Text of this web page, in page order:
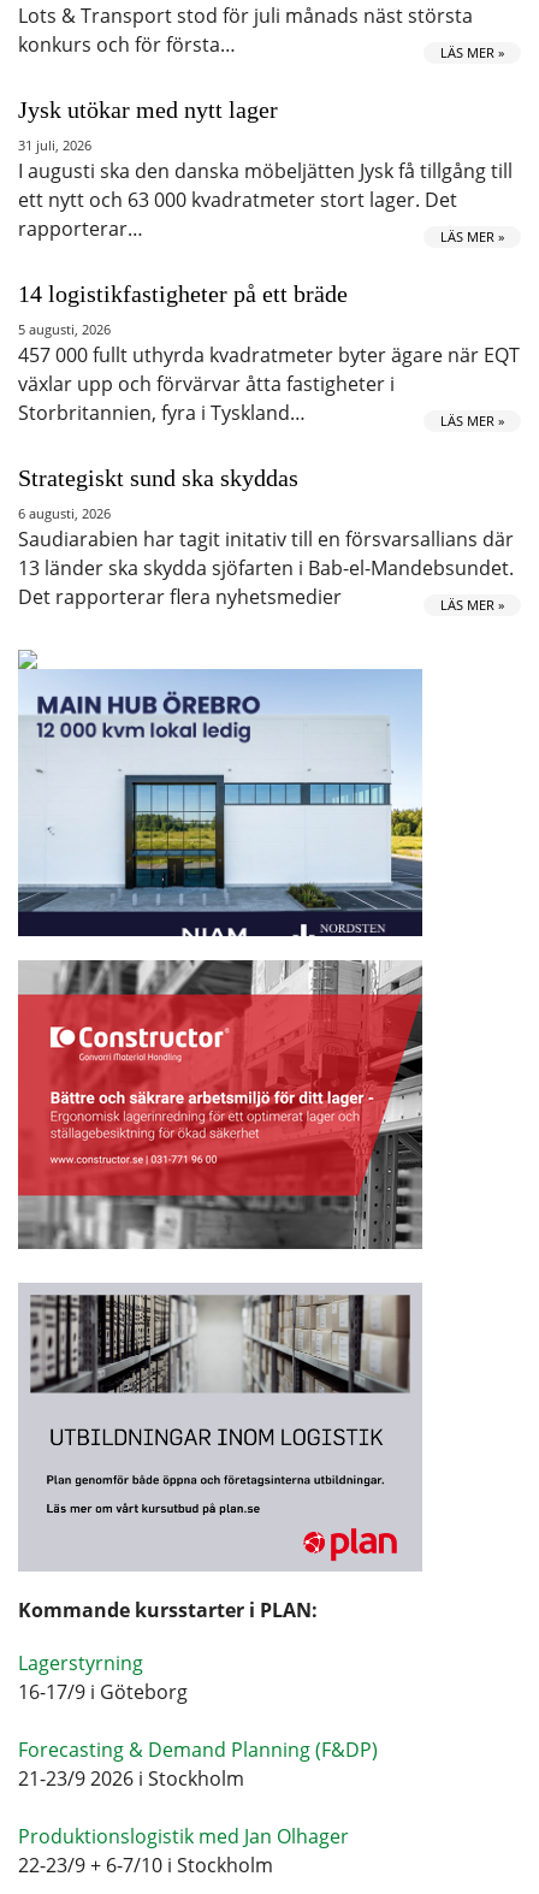
Lots & Transport stod för juli månads näst största
konkurs och för första…
LÄS MER »
Jysk utökar med nytt lager
31 juli, 2026
I augusti ska den danska möbeljätten Jysk få tillgång till
ett nytt och 63 000 kvadratmeter stort lager. Det
rapporterar…
LÄS MER »
14 logistikfastigheter på ett bräde
5 augusti, 2026
457 000 fullt uthyrda kvadratmeter byter ägare när EQT
växlar upp och förvärvar åtta fastigheter i
Storbritannien, fyra i Tyskland…
LÄS MER »
Strategiskt sund ska skyddas
6 augusti, 2026
Saudiarabien har tagit initativ till en försvarsallians där
13 länder ska skydda sjöfarten i Bab-el-Mandebsundet.
Det rapporterar flera nyhetsmedier
LÄS MER »
Kommande kursstarter i PLAN:
Lagerstyrning
16-17/9 i Göteborg
Forecasting & Demand Planning (F&DP)
21-23/9 2026 i Stockholm
Produktionslogistik med Jan Olhager
22-23/9 + 6-7/10 i Stockholm